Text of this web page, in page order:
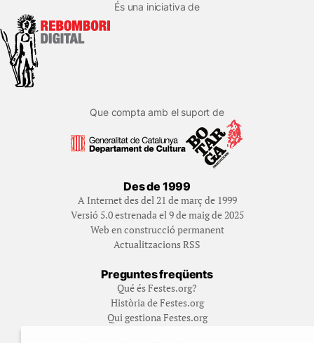
És una iniciativa de
Que compta amb el suport de
Des de 1999
A Internet des del 21 de març de 1999
Versió 5.0 estrenada el 9 de maig de 2025
Web en construcció permanent
Actualitzacions RSS
Preguntes freqüents
Qué és Festes.org?
Història de Festes.org
Qui gestiona Festes.org